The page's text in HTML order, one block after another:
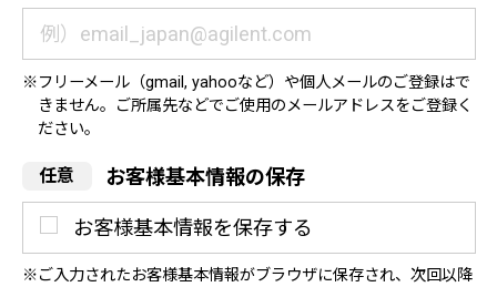
フリーメール（gmail, yahooなど）や個人メールのご登録はで
きません。ご所属先などでご使用のメールアドレスをご登録く
ださい。
お客様基本情報の保存
お客様基本情報を保存する
ご入力されたお客様基本情報がブラウザに保存され、次回以降